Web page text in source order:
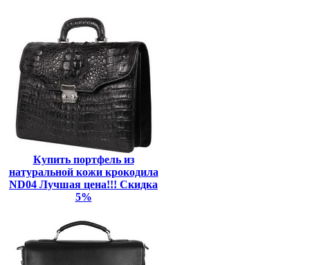
Купить портфель из
натуральной кожи крокодила
ND04 Лучшая цена!!! Скидка
5%